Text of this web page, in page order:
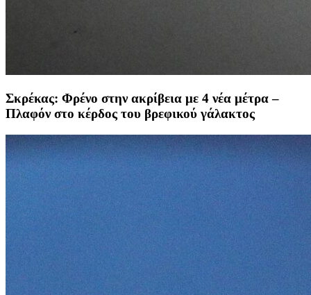
Σκρέκας: Φρένο στην ακρίβεια με 4 νέα μέτρα –
Πλαφόν στο κέρδος του βρεφικού γάλακτος